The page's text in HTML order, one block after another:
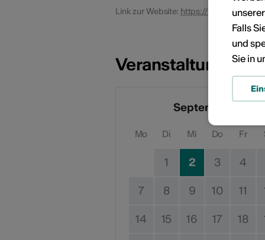
Link zur Website: https://
September 2026
Mo Di Mi Do Fr
1 2 3 4
7 8 9 10 11
14 15 16 17 18
Falls
und
Sie in